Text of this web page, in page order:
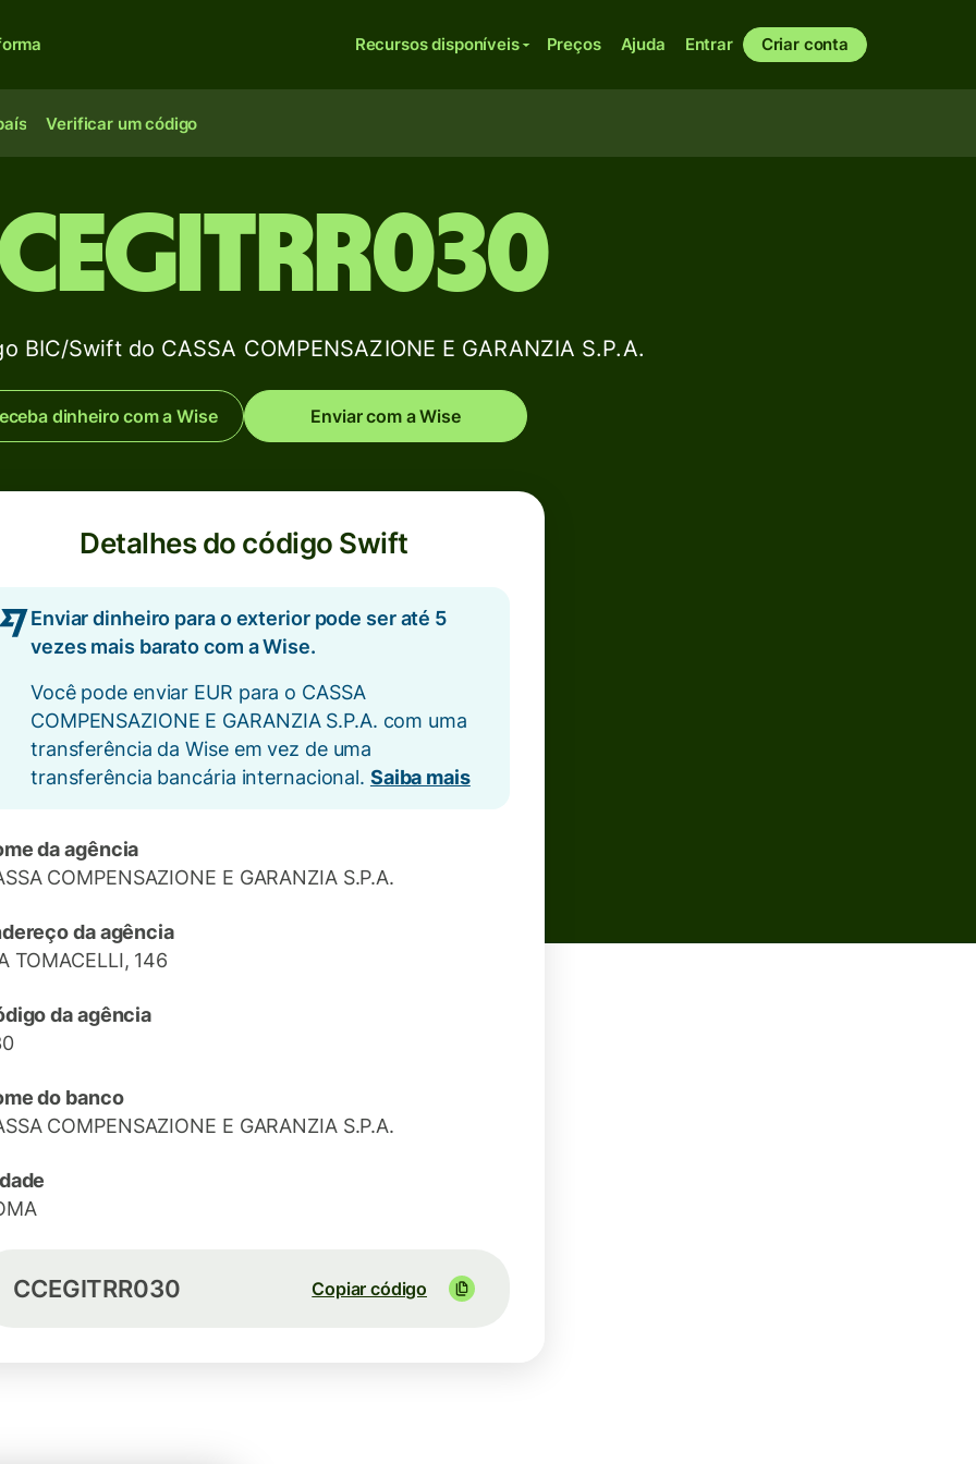
Recursos disponíveis Preços Ajuda Entrar Criar conta
Verificar um código
BIC/Swift do CASSA COMPENSAZIONE E GARANZIA S.P.A.
dinheiro com a Wise Enviar com a Wise
Detalhes do código Swift
Enviar dinheiro para o exterior pode ser até 5
vezes mais barato com a Wise.
Você pode enviar EUR para o CASSA
COMPENSAZIONE E GARANZIA S.P.A. com uma
transferência da Wise em vez de uma
transferência bancária internacional. Saiba mais
da agência
COMPENSAZIONE E GARANZIA S.P.A.
da agência
TOMACELLI, 146
da agência
do banco
COMPENSAZIONE E GARANZIA S.P.A.
CCEGITRR030 Copiar código